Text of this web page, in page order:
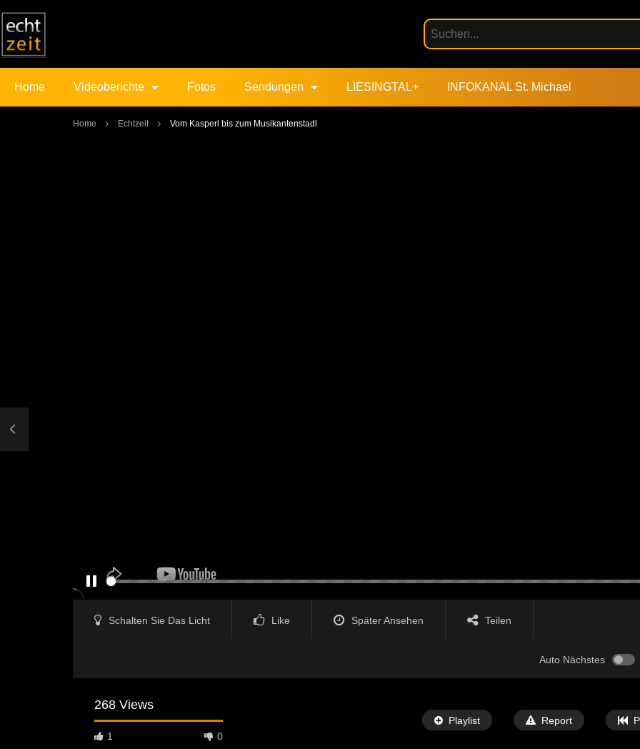
Home Videoberichte Fotos Sendungen LIESINGTAL+ INFOKANAL St. Michael
Home Echtzeit Vom Kasperl bis zum Musikantenstadl
Schalten Sie Das Licht Like Später Ansehen Teilen
Auto Nächstes
268 Views
1 0
Playlist Report